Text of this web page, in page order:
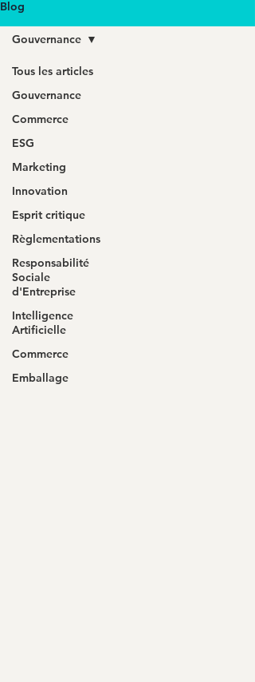
Blog
Tous les articles
Gouvernance
Commerce
ESG
Marketing
Innovation
Esprit critique
Règlementations
Responsabilité
Sociale
d'Entreprise
Intelligence
Artificielle
Commerce
Emballage
Gouvernance